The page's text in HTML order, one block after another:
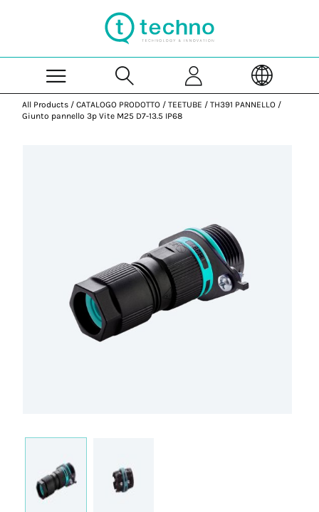
All Products / CATALOGO PRODOTTO / TEETUBE / TH391 PANNELLO /
Giunto pannello 3p Vite M25 D7-13.5 IP68